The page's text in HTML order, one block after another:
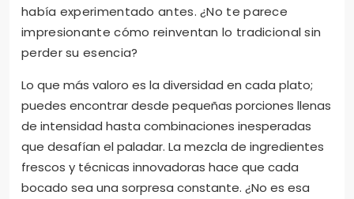
había experimentado antes. ¿No te parece
impresionante cómo reinventan lo tradicional sin
perder su esencia?
Lo que más valoro es la diversidad en cada plato;
puedes encontrar desde pequeñas porciones llenas
de intensidad hasta combinaciones inesperadas
que desafían el paladar. La mezcla de ingredientes
frescos y técnicas innovadoras hace que cada
bocado sea una sorpresa constante. ¿No es esa